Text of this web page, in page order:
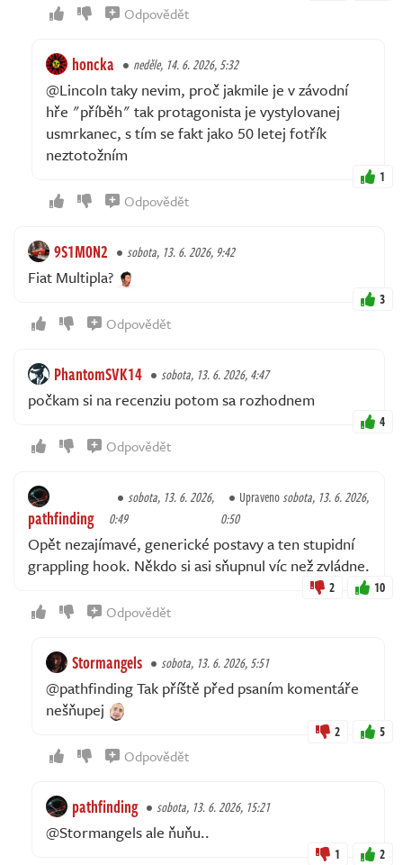
Odpovědět
honcka neděle, 14. 6. 2026, 5:32
@Lincoln taky nevim, proč jakmile je v závodní
hře "příběh" tak protagonista je vystylovanej
usmrkanec, s tím se fakt jako 50 letej fotřík
neztotožním
1
Odpovědět
9S1M0N2 sobota, 13. 6. 2026, 9:42
Fiat Multipla?
3
Odpovědět
PhantomSVK14 sobota, 13. 6. 2026, 4:47
počkam si na recenziu potom sa rozhodnem
4
Odpovědět
pathfinding
sobota, 13. 6. 2026,
0:49
Upravenosobota, 13. 6. 2026,
0:50
Opět nezajímavé, generické postavy a ten stupidní
grappling hook. Někdo si asi sňupnul víc než zvládne.
2 10
Odpovědět
Stormangels sobota, 13. 6. 2026, 5:51
@pathfinding Tak příště před psaním komentáře
nešňupej
2 5
Odpovědět
pathfinding sobota, 13. 6. 2026, 15:21
@Stormangels ale ňuňu..
1 2